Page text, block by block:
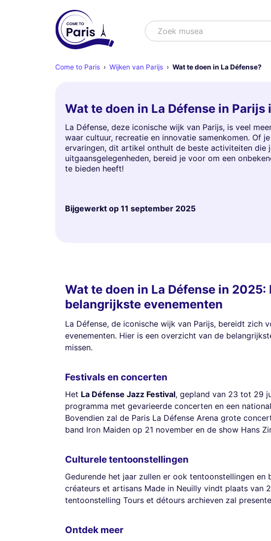
ZoekZoek shows
Come to Paris Wijken van Parijs Wat te doen in La Défense?
Wat te doen in La Défense in
La Défense, deze iconische wijk van Parijs, is veel
waar cultuur, recreatie en innovatie samenkomen. Of
ervaringen, dit artikel onthult de beste activiteiten die
uitgaansgelegenheden, bereid je voor om een
te bieden heeft!
Bijgewerkt op 11 september 2025
Wat te doen in La Défense in
belangrijkste evenementen
La Défense, de iconische wijk van Parijs, bereidt zich
evenementen. Hier is een overzicht van de
missen.
Festivals en concerten
Het La Défense Jazz Festival, gepland van 23 tot 29
programma met gevarieerde concerten en een
Bovendien zal de Paris La Défense Arena grote
band Iron Maiden op 21 november en de show Hans
Culturele tentoonstellingen
Gedurende het jaar zullen er ook tentoonstellingen en
créateurs et artisans Made in Neuilly vindt plaats van
tentoonstelling Tours et détours archieven zal
Ontdek meer